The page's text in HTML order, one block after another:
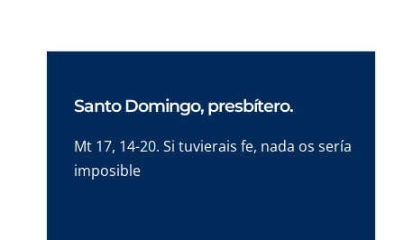
Santo Domingo, presbítero.
Mt 17, 14-20. Si tuvierais fe, nada os sería
imposible